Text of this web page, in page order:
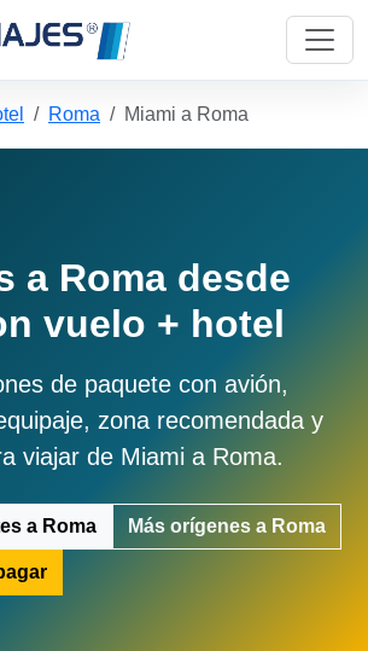
Roma Miami a Roma
a Roma desde
vuelo + hotel
de paquete con avión,
zona recomendada y
viajar de Miami a Roma.
a Roma Más orígenes a Roma